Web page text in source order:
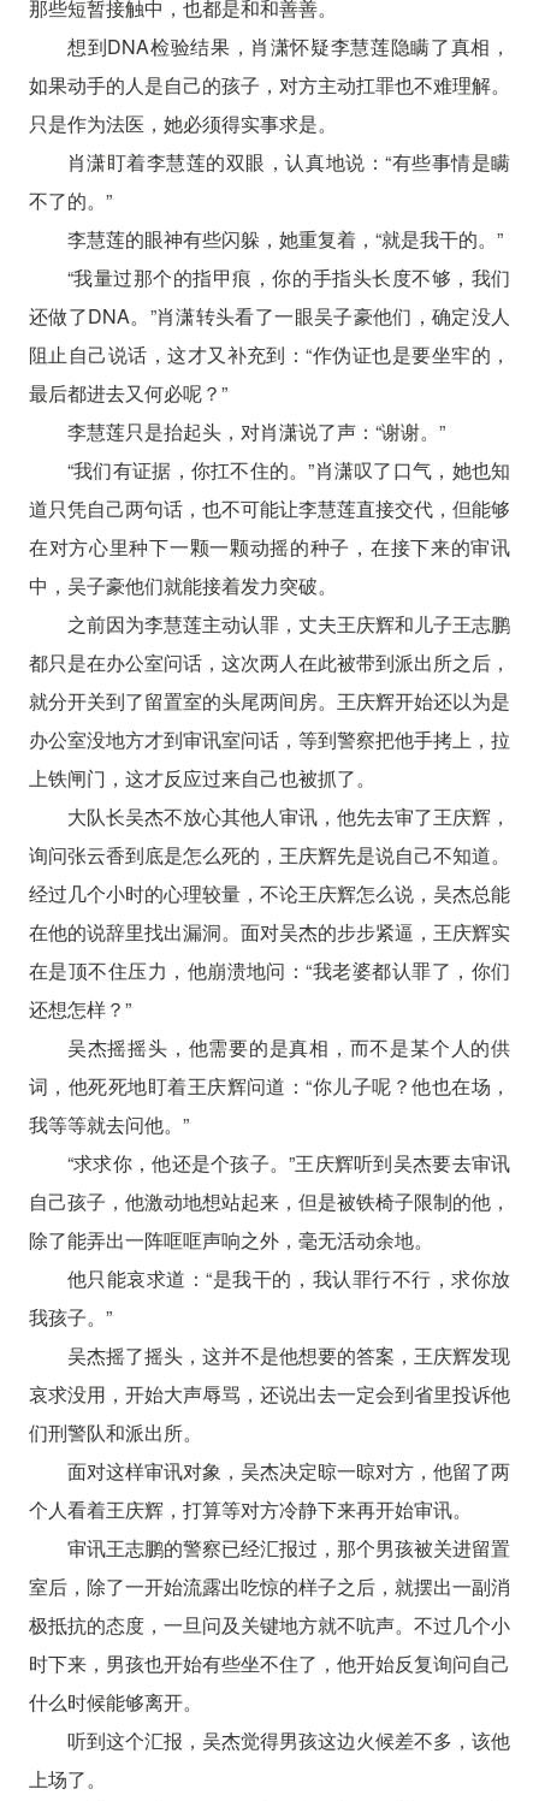
那些短暂接触中，也都是和和善善。
想到DNA检验结果，肖潇怀疑李慧莲隐瞒了真相，
如果动手的人是自己的孩子，对方主动扛罪也不难理解。
只是作为法医，她必须得实事求是。
肖潇盯着李慧莲的双眼，认真地说：“有些事情是瞒
不了的。”
李慧莲的眼神有些闪躲，她重复着，“就是我干的。”
“我量过那个的指甲痕，你的手指头长度不够，我们
还做了DNA。”肖潇转头看了一眼吴子豪他们，确定没人
阻止自己说话，这才又补充到：“作伪证也是要坐牢的，
最后都进去又何必呢？”
李慧莲只是抬起头，对肖潇说了声：“谢谢。”
“我们有证据，你扛不住的。”肖潇叹了口气，她也知
道只凭自己两句话，也不可能让李慧莲直接交代，但能够
在对方心里种下一颗一颗动摇的种子，在接下来的审讯
中，吴子豪他们就能接着发力突破。
之前因为李慧莲主动认罪，丈夫王庆辉和儿子王志鹏
都只是在办公室问话，这次两人在此被带到派出所之后，
就分开关到了留置室的头尾两间房。王庆辉开始还以为是
办公室没地方才到审讯室问话，等到警察把他手拷上，拉
上铁闸门，这才反应过来自己也被抓了。
大队长吴杰不放心其他人审讯，他先去审了王庆辉，
询问张云香到底是怎么死的，王庆辉先是说自己不知道。
经过几个小时的心理较量，不论王庆辉怎么说，吴杰总能
在他的说辞里找出漏洞。面对吴杰的步步紧逼，王庆辉实
在是顶不住压力，他崩溃地问：“我老婆都认罪了，你们
还想怎样？”
吴杰摇摇头，他需要的是真相，而不是某个人的供
词，他死死地盯着王庆辉问道：“你儿子呢？他也在场，
我等等就去问他。”
“求求你，他还是个孩子。”王庆辉听到吴杰要去审讯
自己孩子，他激动地想站起来，但是被铁椅子限制的他，
除了能弄出一阵哐哐声响之外，毫无活动余地。
他只能哀求道：“是我干的，我认罪行不行，求你放
我孩子。”
吴杰摇了摇头，这并不是他想要的答案，王庆辉发现
哀求没用，开始大声辱骂，还说出去一定会到省里投诉他
们刑警队和派出所。
面对这样审讯对象，吴杰决定晾一晾对方，他留了两
个人看着王庆辉，打算等对方冷静下来再开始审讯。
审讯王志鹏的警察已经汇报过，那个男孩被关进留置
室后，除了一开始流露出吃惊的样子之后，就摆出一副消
极抵抗的态度，一旦问及关键地方就不吭声。不过几个小
时下来，男孩也开始有些坐不住了，他开始反复询问自己
什么时候能够离开。
听到这个汇报，吴杰觉得男孩这边火候差不多，该他
上场了。